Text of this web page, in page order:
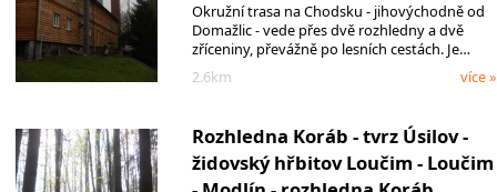
Okružní trasa na Chodsku - jihovýchodně od
Domažlic - vede přes dvě rozhledny a dvě
zříceniny, převážně po lesních cestách. Je…
2.6km
více »
Rozhledna Koráb - tvrz Úsilov -
židovský hřbitov Loučim - Loučim